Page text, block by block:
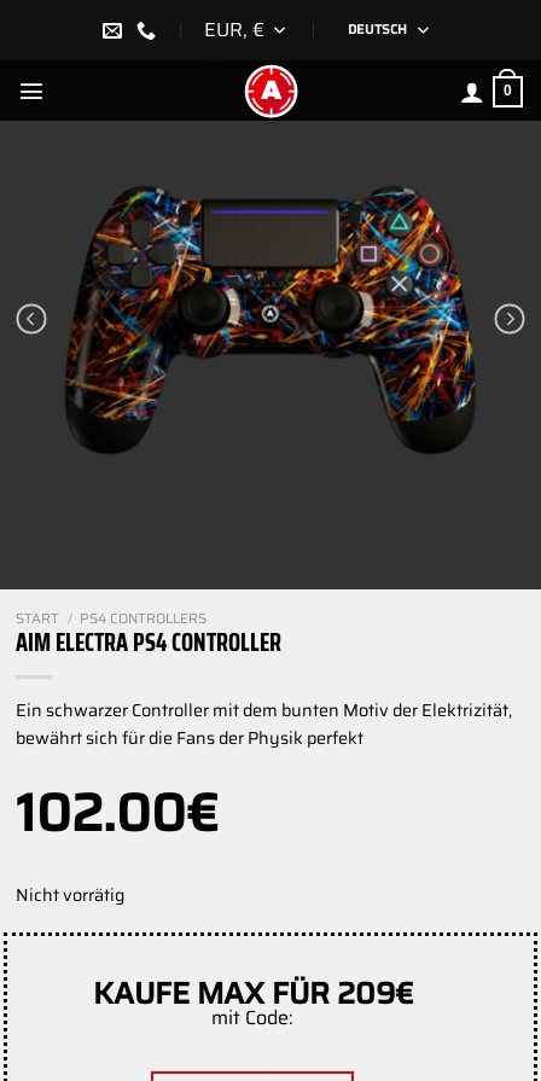
EUR, € DEUTSCH
0
START / PS4 CONTROLLERS
AIM ELECTRA PS4 CONTROLLER
Ein schwarzer Controller mit dem bunten Motiv der Elektrizität,
bewährt sich für die Fans der Physik perfekt
102.00€
Nicht vorrätig
KAUFE MAX FÜR 209€
mit Code: